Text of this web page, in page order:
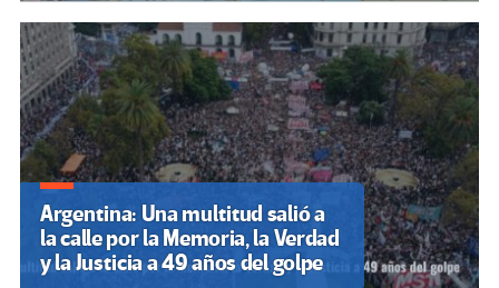
Argentina: Una multitud salió a
la calle por la Memoria, la Verdad
y la Justicia a 49 años del golpe